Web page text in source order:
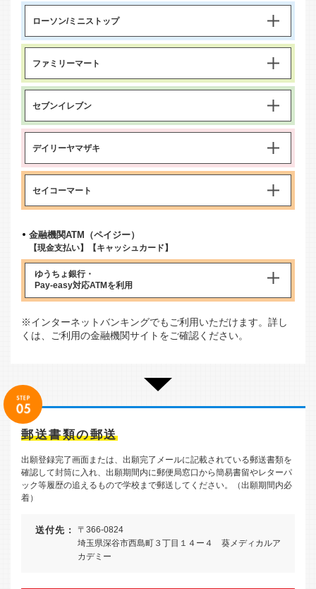
ローソン/ミニストップ
ファミリーマート
セブンイレブン
デイリーヤマザキ
セイコーマート
金融機関ATM（ペイジー）
【現金支払い】【キャッシュカード】
ゆうちょ銀行・
Pay-easy対応ATMを利用
※インターネットバンキングでもご利用いただけます。詳し
くは、ご利用の金融機関サイトをご確認ください。
郵送書類の郵送
出願登録完了画面または、出願完了メールに記載されている郵送書類を
確認して封筒に入れ、出願期間内に郵便局窓口から簡易書留やレターパ
ック等履歴の追えるもので学校まで郵送してください。（出願期間内必
着）
送付先 :
〒366-0824
埼玉県深谷市西島町３丁目１４ー４ 葵メディカルア
カデミー